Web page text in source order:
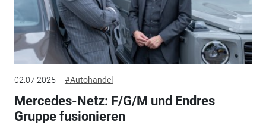
02.07.2025 #Autohandel
Mercedes-Netz: F/G/M und Endres
Gruppe fusionieren